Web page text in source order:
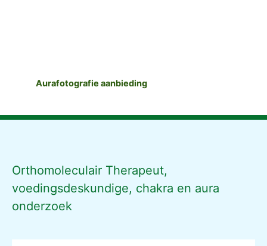
Aurafotografie aanbieding
Orthomoleculair Therapeut,
voedingsdeskundige, chakra en aura
onderzoek